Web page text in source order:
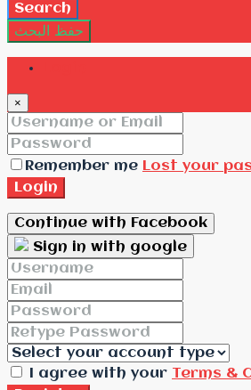
Search
حفظ البحث
×
Remember me Lost your
Login
Continue with Facebook
Sign in with google
I agree with your Terms &